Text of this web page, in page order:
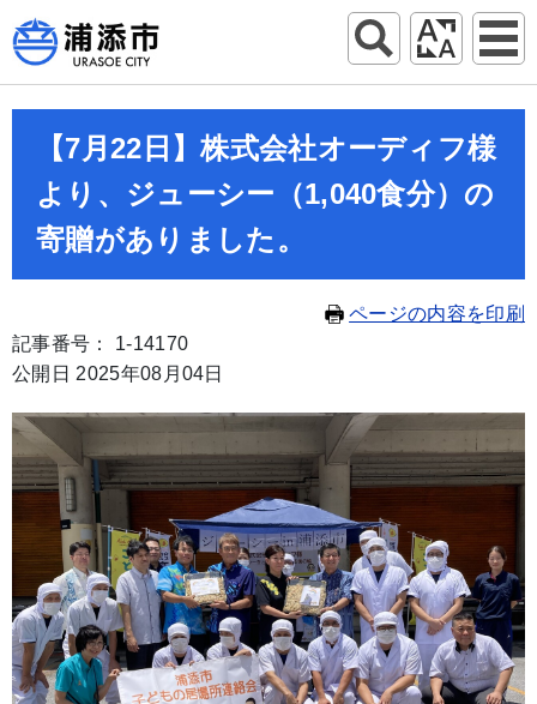
【7月22日】株式会社オーディフ様
より、ジューシー（1,040食分）の
寄贈がありました。
ページの内容を印刷
記事番号： 1-14170
公開日 2025年08月04日